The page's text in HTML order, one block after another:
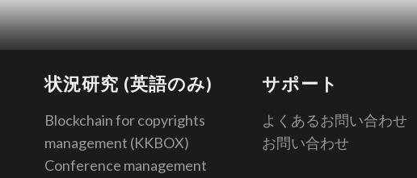
状況研究 (英語のみ)
Blockchain for copyrights
management (KKBOX)
Conference management
サポート
よくあるお問い合わせ
お問い合わせ